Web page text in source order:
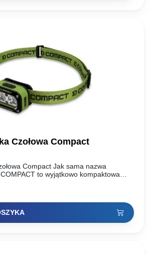
Czołowa Compact
Compact Jak sama nazwa
to wyjątkowo kompaktowa
dobrą wydajnością…